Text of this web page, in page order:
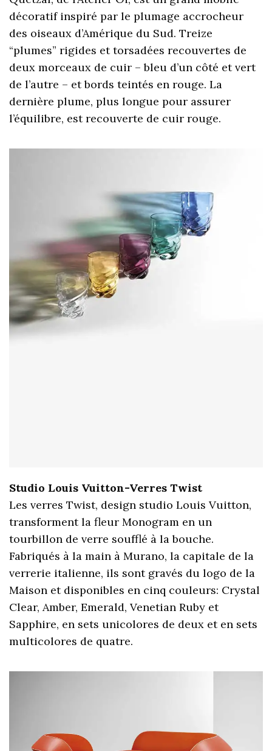
décoratif inspiré par le plumage accrocheur
des oiseaux d’Amérique du Sud. Treize
“plumes” rigides et torsadées recouvertes de
deux morceaux de cuir – bleu d’un côté et vert
de l’autre – et bords teintés en rouge. La
dernière plume, plus longue pour assurer
l’équilibre, est recouverte de cuir rouge.
Studio Louis Vuitton-Verres Twist
Les verres Twist, design studio Louis Vuitton,
transforment la fleur Monogram en un
tourbillon de verre soufflé à la bouche.
Fabriqués à la main à Murano, la capitale de la
verrerie italienne, ils sont gravés du logo de la
Maison et disponibles en cinq couleurs: Crystal
Clear, Amber, Emerald, Venetian Ruby et
Sapphire, en sets unicolores de deux et en sets
multicolores de quatre.